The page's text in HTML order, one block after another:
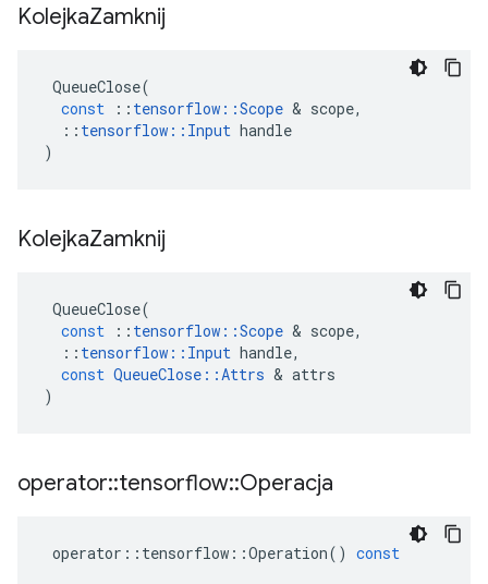
KolejkaZamknij
QueueClose(
const
:: tensorflow ::Scope & scope,
:: tensorflow :: Input handle
)
KolejkaZamknij
QueueClose(
const
:: tensorflow ::Scope & scope,
:: tensorflow :: Input handle,
const QueueClose ::Attrs & attrs
)
operator::tensorflow::Operacja
operator :: tensorflow ::Operation() const